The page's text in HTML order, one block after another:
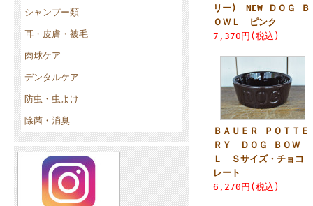
シャンプー類
耳・皮膚・被毛
肉球ケア
デンタルケア
防虫・虫よけ
除菌・消臭
リー) NEW ＤＯＧ Ｂ
ＯＷＬ ピンク
7,370円(税込)
ＢＡＵＥＲ ＰＯＴＴＥ
ＲＹ ＤＯＧ ＢＯＷ
Ｌ Ｓサイズ・チョコ
レート
6,270円(税込)